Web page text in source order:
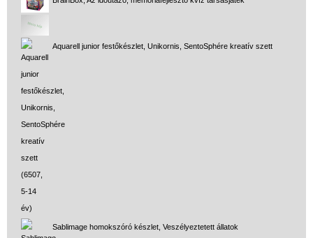
Aquarell junior festőkészlet, Unikornis, SentoSphére kreatív szett
Sablimage homokszóró készlet, Veszélyeztetett állatok